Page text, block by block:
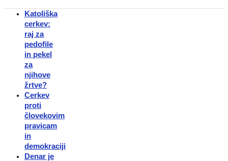
Katoliška
cerkev:
raj za
pedofile
in pekel
za
njihove
žrtve?
Cerkev
proti
človekovim
pravicam
in
demokraciji
Denar je